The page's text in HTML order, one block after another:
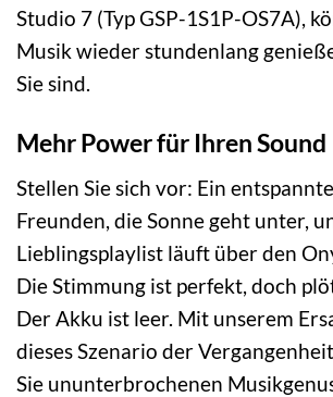
Studio 7 (Typ GSP-1S1P-OS7A),
Musik wieder stundenlang
Sie sind.
Mehr Power für Ihren Sound
Stellen Sie sich vor: Ein
Freunden, die Sonne geht unter,
Lieblingsplaylist läuft über den
Die Stimmung ist perfekt, doch
Der Akku ist leer. Mit unserem
dieses Szenario der
Sie ununterbrochenen